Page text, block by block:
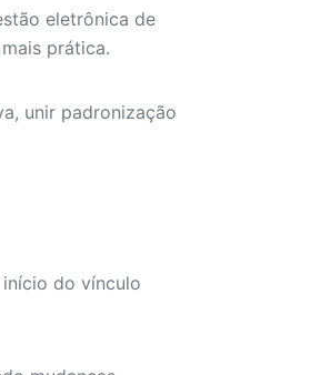
eletrônica de
prática.
unir padronização
do vínculo